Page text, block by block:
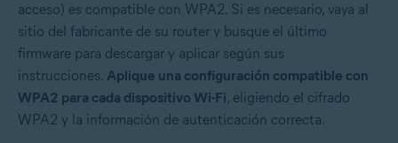
acceso) es compatible con WPA2. Si es necesario, vaya al
sitio del fabricante de su router y busque el último
firmware para descargar y aplicar según sus
instrucciones. Aplique una configuración compatible con
WPA2 para cada dispositivo Wi-Fi, eligiendo el cifrado
WPA2 y la información de autenticación correcta.